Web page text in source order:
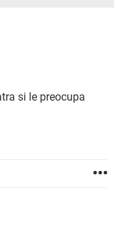
si le preocupa